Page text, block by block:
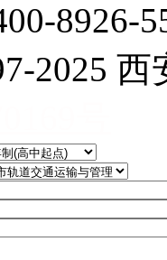
8926-
2025